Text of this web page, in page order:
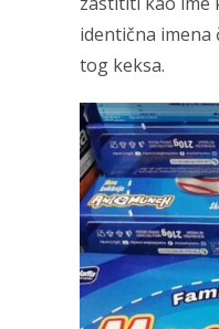
identična
tog keksa.